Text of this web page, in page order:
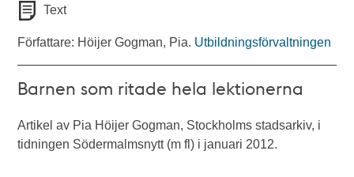
Text
Författare: Höijer Gogman, Pia. Utbildningsförvaltningen
Barnen som ritade hela lektionerna
Artikel av Pia Höijer Gogman, Stockholms stadsarkiv, i
tidningen Södermalmsnytt (m fl) i januari 2012.